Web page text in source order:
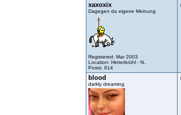
xaxoxix
Dagegen da eigene Meinung
Registered: Mar 2003
Location: Hinterbrühl - N..
Posts: 614
blood
darkly dreaming